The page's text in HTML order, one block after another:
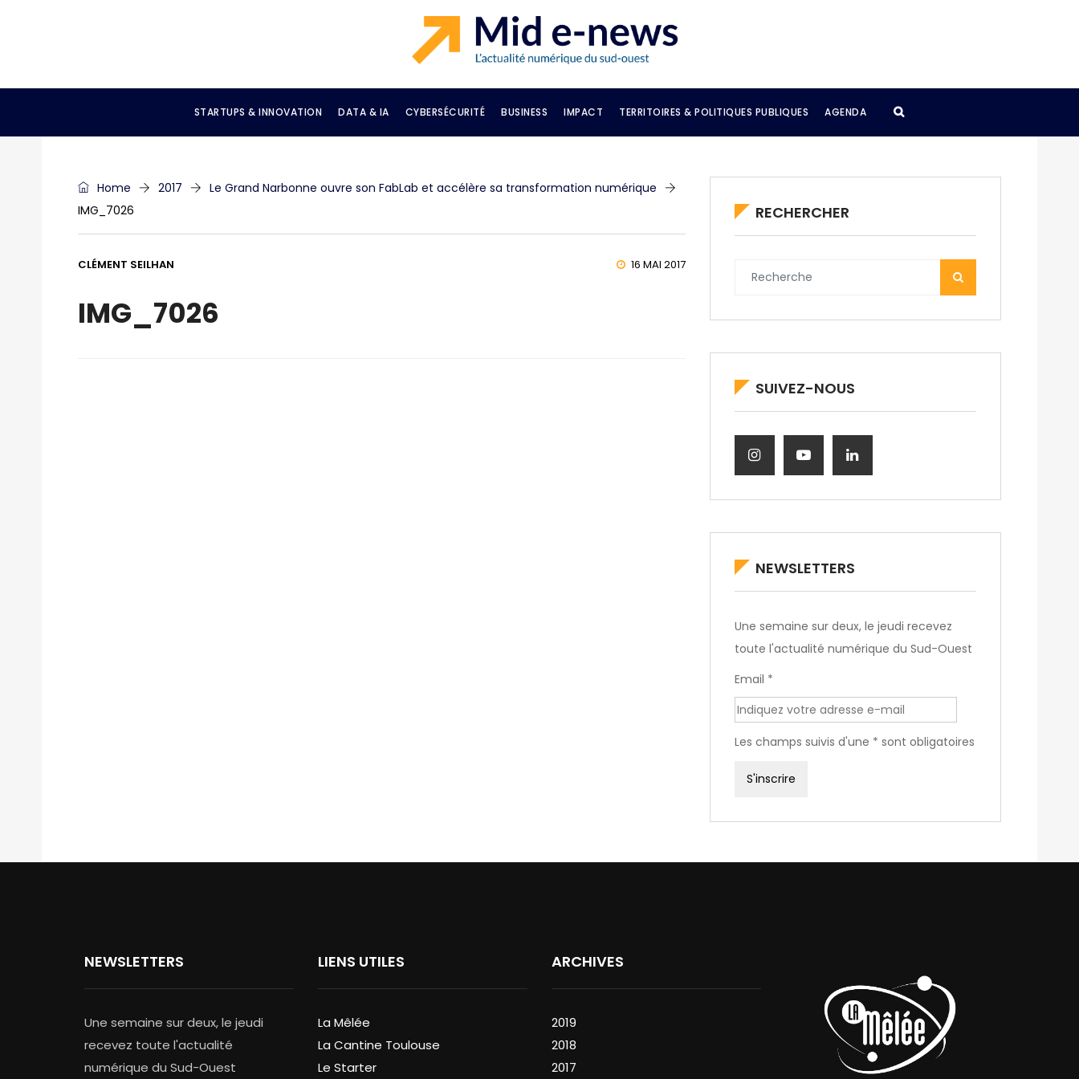
STARTUPS & INNOVATION DATA & IA CYBERSÉCURITÉ BUSINESS IMPACT TERRITOIRES & POLITIQUES PUBLIQUES AGENDA
Home 2017
Le Grand Narbonne ouvre son FabLab et accélère sa transformation numérique
IMG_7026
CLÉMENT SEILHAN 16 MAI 2017
IMG_7026
RECHERCHER
SUIVEZ-NOUS
NEWSLETTERS
Une semaine sur deux, le jeudi recevez
toute l'actualité numérique du Sud-Ouest
Email *
Les champs suivis d'une * sont obligatoires
NEWSLETTERS
Une semaine sur deux, le jeudi
recevez toute l'actualité
numérique du Sud-Ouest
LIENS UTILES
La Mêlée
La Cantine Toulouse
Le Starter
ARCHIVES
2019
2018
2017